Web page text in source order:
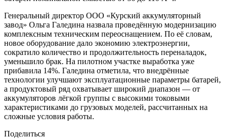
Генеральный директор ООО «Курский аккумуляторный
завод» Ольга Галедина назвала проведённую модернизацию
комплексным техническим переоснащением. По её словам,
новое оборудование дало экономию электроэнергии,
сократило количество и продолжительность переналадок,
уменьшило брак. На пилотном участке выработка уже
прибавила 14%. Галедина отметила, что внедрённые
технологии улучшают эксплуатационные параметры батарей,
а продуктовый ряд охватывает широкий диапазон — от
аккумуляторов лёгкой группы с высокими токовыми
характеристиками до грузовых моделей, рассчитанных на
сложные условия работы.
Поделиться